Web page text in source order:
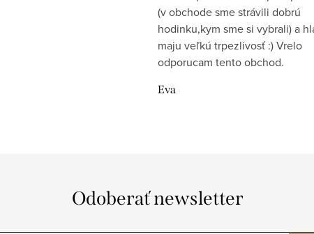
(v obchode sme strávili dobrú
hodinku,kym sme si vybrali) a
maju veľkú trpezlivosť :) Vrelo
odporucam tento obchod.
Eva
Odoberať newsletter